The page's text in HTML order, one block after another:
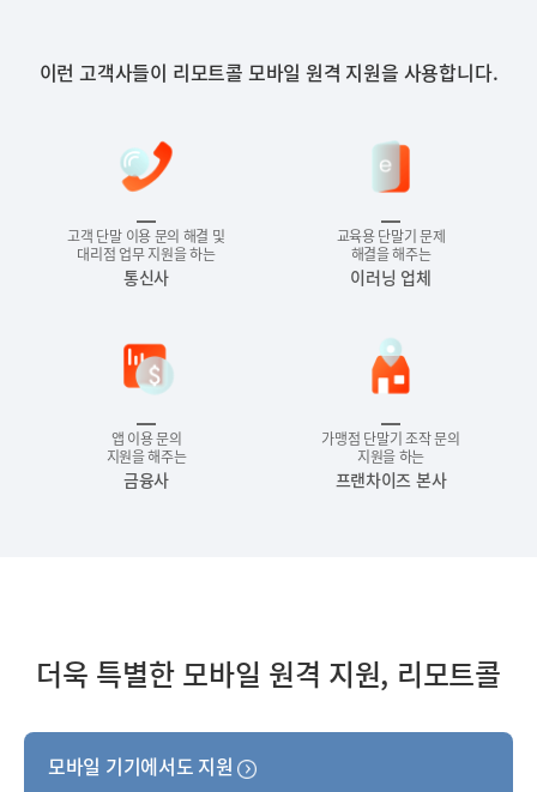
이런 고객사들이 리모트콜 모바일 원격 지원을 사용합니다.
고객 단말 이용 문의 해결 및
대리점 업무 지원을 하는
통신사
교육용 단말기 문제
해결을 해주는
이러닝 업체
앱 이용 문의
지원을 해주는
금융사
가맹점 단말기 조작 문의
지원을 하는
프랜차이즈 본사
더욱 특별한 모바일 원격 지원, 리모트콜
모바일 기기에서도 지원